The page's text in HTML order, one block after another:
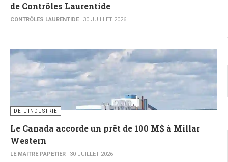
de Contrôles Laurentide
CONTRÔLES LAURENTIDE 30 JUILLET 2026
DE L’INDUSTRIE
Le Canada accorde un prêt de 100 M$ à Millar
Western
LE MAITRE PAPETIER 30 JUILLET 2026